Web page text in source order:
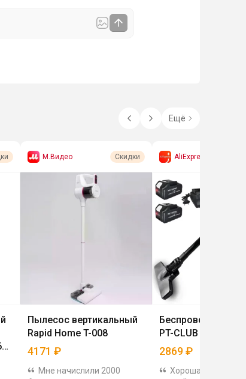
Ещё
М.Видео Скидки
Пылесос вертикальный
Rapid Home T-008
4171 ₽
Мне начислили 2000
AliExpress
Беспроводной
PT-CLUB
2869₽
Хорошая цена.